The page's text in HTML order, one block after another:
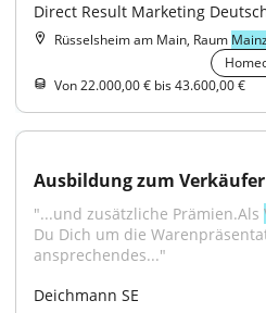
Direct Result Marketing
Rüsselsheim am Main, Raum Mainz
Von 22.000,00 € bis 43.600,00 €
Ausbildung zum
"...und zusätzliche Prämien.Als
Du Dich um die
ansprechendes..."
Deichmann SE